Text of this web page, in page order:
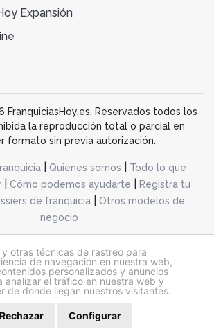
y otras técnicas de rastreo para
de navegación en nuestra web,
personalizados y anuncios
analizar el tráfico en nuestra web y
de donde llegan nuestros visitantes.
Rechazar Configurar
Expansión
FranquiciasHoy.es. Reservados todos los
la reproducción total o parcial en
formato sin previa autorización.
Quienes somos
Todo lo que
Cómo podemos ayudarte
Registra tu
de franquicia|
Otros modelos de
negocio
legal| Política de cookies|Política de privacidad